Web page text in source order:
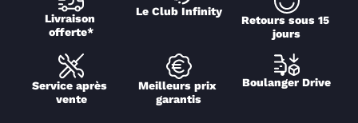
Livraison
offerte*
Le Club Infinity
Retours sous 15
jours
Service après
vente
Meilleurs prix
garantis
Boulanger Drive